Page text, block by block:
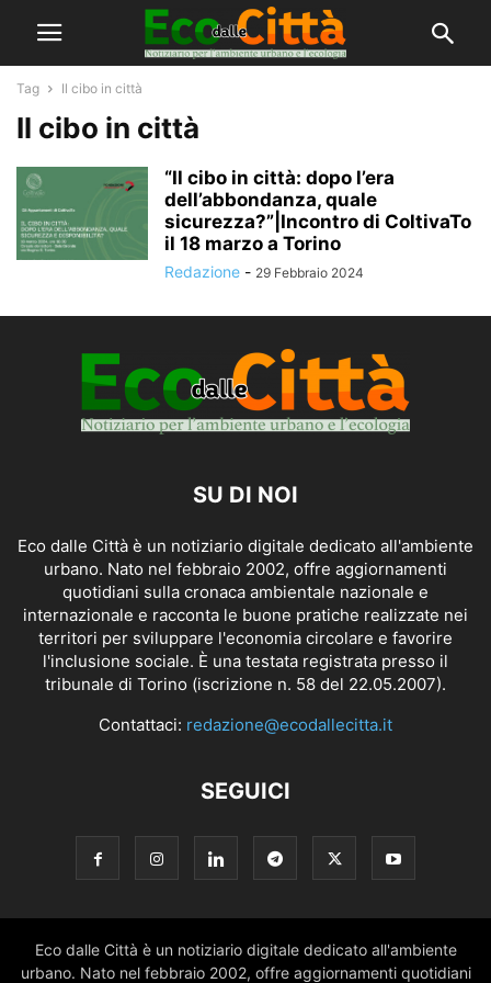
Tag Il cibo in città
Il cibo in città
“Il cibo in città: dopo l’era
dell’abbondanza, quale
sicurezza?”|Incontro di ColtivaTo
il 18 marzo a Torino
Redazione - 29 Febbraio 2024
SU DI NOI
Eco dalle Città è un notiziario digitale dedicato all'ambiente
urbano. Nato nel febbraio 2002, offre aggiornamenti
quotidiani sulla cronaca ambientale nazionale e
internazionale e racconta le buone pratiche realizzate nei
territori per sviluppare l'economia circolare e favorire
l'inclusione sociale. È una testata registrata presso il
tribunale di Torino (iscrizione n. 58 del 22.05.2007).
Contattaci: redazione@ecodallecitta.it
SEGUICI
Eco dalle Città è un notiziario digitale dedicato all'ambiente
urbano. Nato nel febbraio 2002, offre aggiornamenti quotidiani